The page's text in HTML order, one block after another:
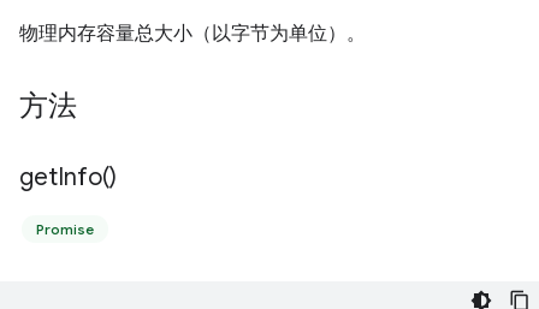
物理内存容量总大小（以字节为单位）。
方法
getInfo()
Promise